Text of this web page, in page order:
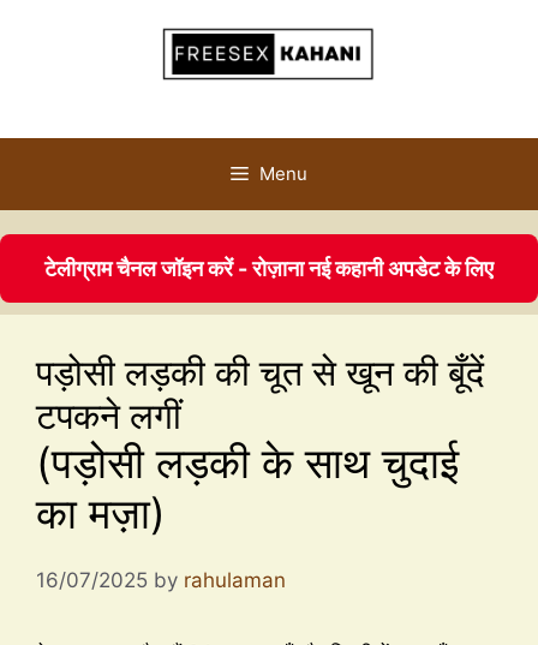
Menu
टेलीग्राम चैनल जॉइन करें - रोज़ाना नई कहानी अपडेट के लिए
पड़ोसी लड़की की चूत से खून की बूँदें
टपकने लगीं
(पड़ोसी लड़की के साथ चुदाई
का मज़ा)
16/07/2025 by rahulaman